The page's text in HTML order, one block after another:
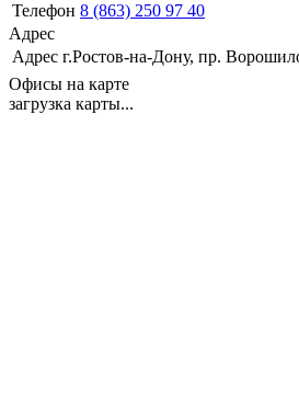
Телефон 8 (863) 250 97 40
Адрес
Адрес г.Ростов-на-Дону, пр.
Офисы на карте
загрузка карты...